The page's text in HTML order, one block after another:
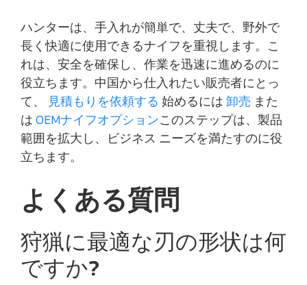
ハンターは、手入れが簡単で、丈夫で、野外で
長く快適に使用できるナイフを重視します。こ
れは、安全を確保し、作業を迅速に進めるのに
役立ちます。中国から仕入れたい販売者にとっ
て、 見積もりを依頼する 始めるには卸売 また
はOEMナイフオプションこのステップは、製品
範囲を拡大し、ビジネス ニーズを満たすのに役
立ちます。
よくある質問
狩猟に最適な刃の形状は何
ですか?